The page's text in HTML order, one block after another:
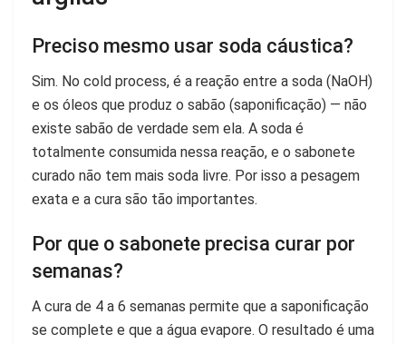
Preciso mesmo usar soda cáustica?
Sim. No cold process, é a reação entre a soda (NaOH)
e os óleos que produz o sabão (saponificação) — não
existe sabão de verdade sem ela. A soda é
totalmente consumida nessa reação, e o sabonete
curado não tem mais soda livre. Por isso a pesagem
exata e a cura são tão importantes.
Por que o sabonete precisa curar por
semanas?
A cura de 4 a 6 semanas permite que a saponificação
se complete e que a água evapore. O resultado é uma